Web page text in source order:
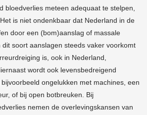
bloedverlies meteen adequaat te stelpen,
is niet ondenkbaar dat Nederland in de
door een (bom)aanslag of massale
soort aanslagen steeds vaker voorkomt
is, ook in Nederland,
wordt ook levensbedreigend
ongelukken met machines, een
of bij open botbreuken. Bij
nemen de overlevingskansen van